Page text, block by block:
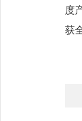
度
获